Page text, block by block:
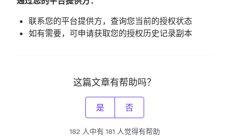
联系您的平台提供方，查询您当前的授权状态
如有需要，可申请获取您的授权历史记录副本
这篇文章有帮助吗？
是 否
182 人中有 181 人觉得有帮助